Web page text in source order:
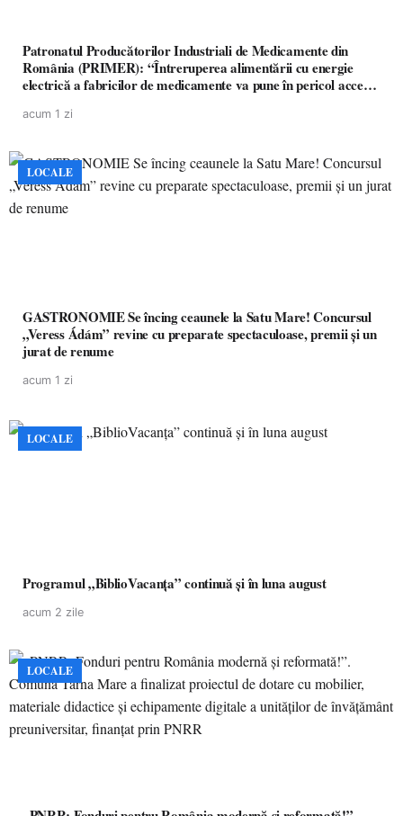
Patronatul Producătorilor Industriali de Medicamente din
România (PRIMER): “Întreruperea alimentării cu energie
electrică a fabricilor de medicamente va pune în pericol accesul
acum 1 zi
LOCALE
GASTRONOMIE Se încing ceaunele la Satu Mare! Concursul
„Veress Ádám” revine cu preparate spectaculoase, premii și un
jurat de renume
acum 1 zi
LOCALE
Programul „BiblioVacanța” continuă și în luna august
acum 2 zile
LOCALE